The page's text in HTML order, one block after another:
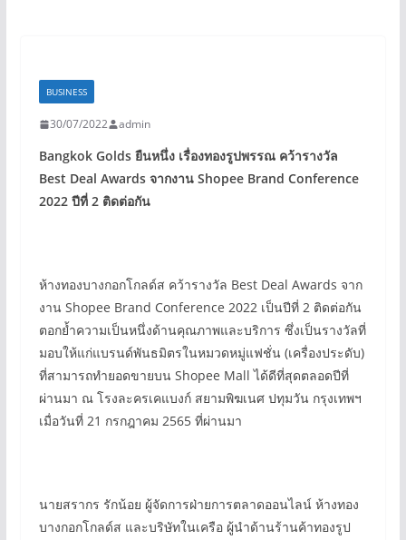
BUSINESS
30/07/2022 admin
Bangkok Golds ยืนหนึ่ง เรื่องทองรูปพรรณ คว้ารางวัล
Best Deal Awards จากงาน Shopee Brand Conference
2022ปีที่ 2ติดต่อกัน
ห้างทองบางกอกโกลด์ส คว้ารางวัล Best Deal Awards จาก
งาน Shopee Brand Conference 2022 เป็นปีที่ 2 ติดต่อกัน
ตอกย้ำความเป็นหนึ่งด้านคุณภาพและบริการ ซึ่งเป็นรางวัลที่
มอบให้แก่แบรนด์พันธมิตรในหมวดหมู่แฟชั่น (เครื่องประดับ)
ที่สามารถทำยอดขายบน Shopee Mall ได้ดีที่สุดตลอดปีที่
ผ่านมา ณ โรงละครเคแบงก์ สยามพิฆเนศ ปทุมวัน กรุงเทพฯ
เมื่อวันที่ 21 กรกฎาคม 2565 ที่ผ่านมา
นายสรากร รักน้อย ผู้จัดการฝ่ายการตลาดออนไลน์ ห้างทอง
บางกอกโกลด์ส และบริษัทในเครือ ผู้นำด้านร้านค้าทองรูป